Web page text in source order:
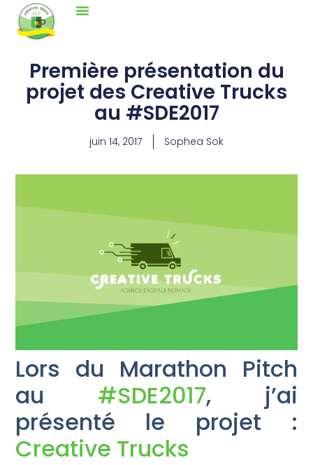
Première présentation du
projet des Creative Trucks
au #SDE2017
juin 14, 2017 Sophea Sok
Lors du Marathon Pitch
au #SDE2017, j’ai
présenté le projet :
Creative Trucks